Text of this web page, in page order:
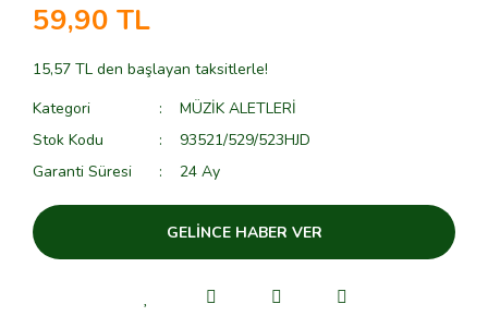
59,90 TL
15,57 TL den başlayan taksitlerle!
Kategori
MÜZİK ALETLERİ
Stok Kodu
93521/529/523HJD
Garanti Süresi
24 Ay
GELİNCE HABER VER